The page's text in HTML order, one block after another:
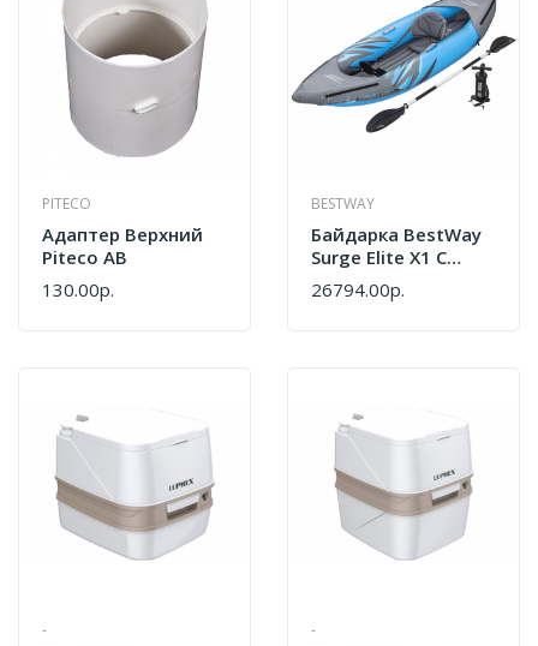
PITECO
Адаптер Верхний
Piteco АВ
130.00р.
BESTWAY
Байдарка BestWay
Surge Elite X1 С
Веслами И Насосом
65143
26794.00р.
- -